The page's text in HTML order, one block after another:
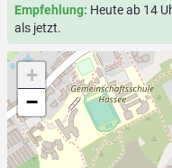
Empfehlung: Heute ab 14
als jetzt.
+
−